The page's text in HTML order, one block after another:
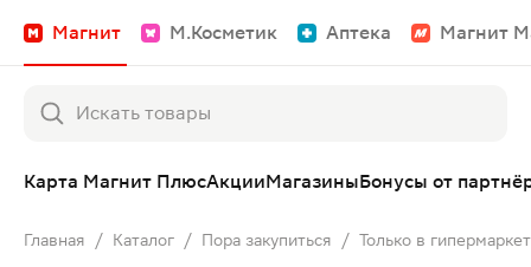
Магнит М.Косметик Аптека Магнит
Карта Магнит ПлюсАкцииМагазиныБонусы от
Главная / Каталог / Пора закупиться / Только в